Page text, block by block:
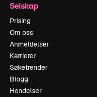
Selskap
Prising
Om oss
Anmeldelser
Karrierer
Søketrender
Blogg
Hendelser